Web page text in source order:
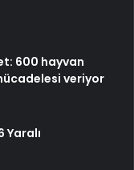
600 hayvan
veriyor
Yaralı